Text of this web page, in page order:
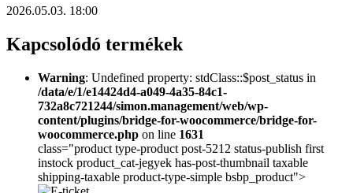
2026.05.03. 18:00
Kapcsolódó termékek
Warning: Undefined property: stdClass::$post_status in
/data/e/1/e14424d4-a049-4a35-84c1-
732a8c721244/simon.management/web/wp-
content/plugins/bridge-for-woocommerce/bridge-for-
woocommerce.php on line 1631
class="product type-product post-5212 status-publish first
instock product_cat-jegyek has-post-thumbnail taxable
shipping-taxable product-type-simple bsbp_product">